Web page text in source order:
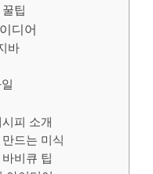
팁
디어
바
피 소개
드는 미식
비큐 팁